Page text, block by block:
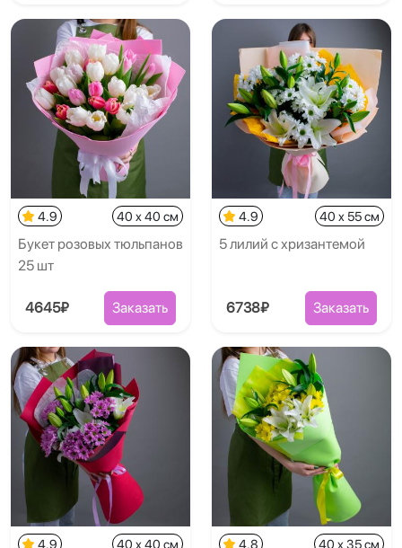
4.9 40 x 40 см
Букет розовых тюльпанов
25 шт
4645₽ Заказать
4.9 40 x 55 см
5 лилий с хризантемой
6738₽ Заказать
4.9 40 x 40 см 4.8 40 x 35 см